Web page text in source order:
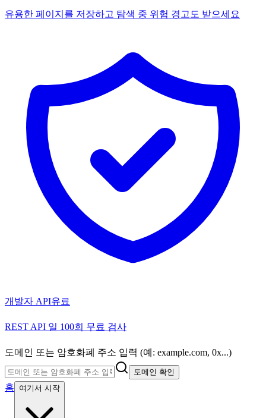
유용한 페이지를 저장하고 탐색 중 위험 경고도 받으세요
개발자 API유료
REST API 일 100회 무료 검사
도메인 또는 암호화폐 주소 입력 (예: example.com, 0x...)
도메인 확인
홈 여기서 시작